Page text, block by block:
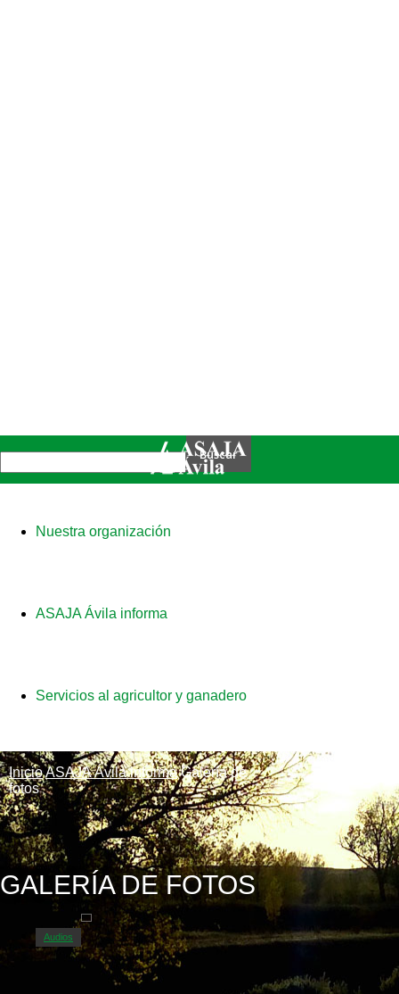
Nuestra organización
ASAJA Ávila informa
Servicios al agricultor y ganadero
InicioASAJA Ávila informa Galería de
fotos
GALERÍA DE FOTOS
Audios